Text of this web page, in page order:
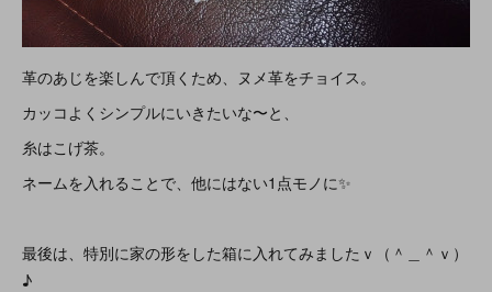
革のあじを楽しんで頂くため、ヌメ革をチョイス。
カッコよくシンプルにいきたいな〜と、
糸はこげ茶。
ネームを入れることで、他にはない1点モノに✨
最後は、特別に家の形をした箱に入れてみましたｖ（＾＿＾ｖ）
♪